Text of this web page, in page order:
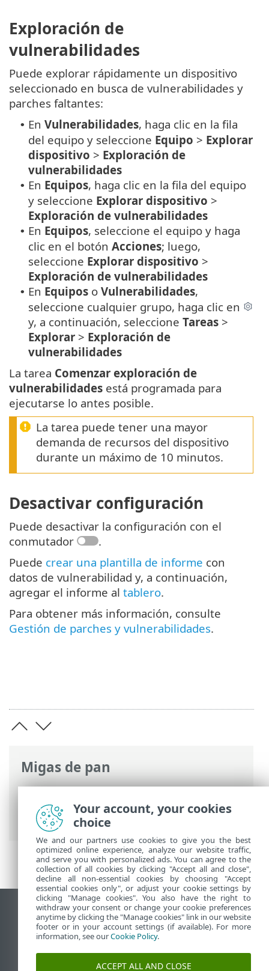
Migas de pan
Ayuda en línea de ESET>ESET PROTECT>
Usar ESET PROTECT>ESET PROTECT
Menú principal> Vulnerabilidades
Exploración de
vulnerabilidades
Puede explorar rápidamente un dispositivo
seleccionado en busca de vulnerabilidades y
parches faltantes:
• En Vulnerabilidades, haga clic en la fila
del equipo y seleccione Equipo > Explorar
dispositivo > Exploración de
vulnerabilidades
• En Equipos, haga clic en la fila del equipo
y seleccione Explorar dispositivo >
Exploración de vulnerabilidades
• En Equipos, seleccione el equipo y haga
clic en el botón Acciones; luego,
seleccione Explorar dispositivo >
Exploración de vulnerabilidades
• En Equipos o Vulnerabilidades,
seleccione cualquier grupo, haga clic en
y, a continuación, seleccione Tareas >
Explorar > Exploración de
vulnerabilidades
La tarea Comenzar exploración de
vulnerabilidades está programada para
ejecutarse lo antes posible.
La tarea puede tener una mayor
demanda de recursos del dispositivo
durante un máximo de 10 minutos.
Desactivar configuración
Puede desactivar la configuración con el
conmutador
.
Puede crear una plantilla de informe con
datos de vulnerabilidad y, a continuación,
agregar el informe al tablero.
Para obtener más información, consulte
Gestión de parches y vulnerabilidades.
Ver sitio del escritorio
End of Life
Base de conocimiento de ESET
Your account, your cookies
choice
We and our partners use cookies to give you the best
optimized online experience, analyze our website traffic,
and serve you with personalized ads. You can agree to the
collection of all cookies by clicking "Accept all and close",
decline all non-essential cookies by choosing "Accept
essential cookies only", or adjust your cookie settings by
clicking "Manage cookies". You also have the right to
withdraw your consent or change your cookie preferences
anytime by clicking the "Manage cookies" link in our website
footer or in your account settings (if available). For more
information, see ourCookie Policy.
ACCEPT ALL AND CLOSE